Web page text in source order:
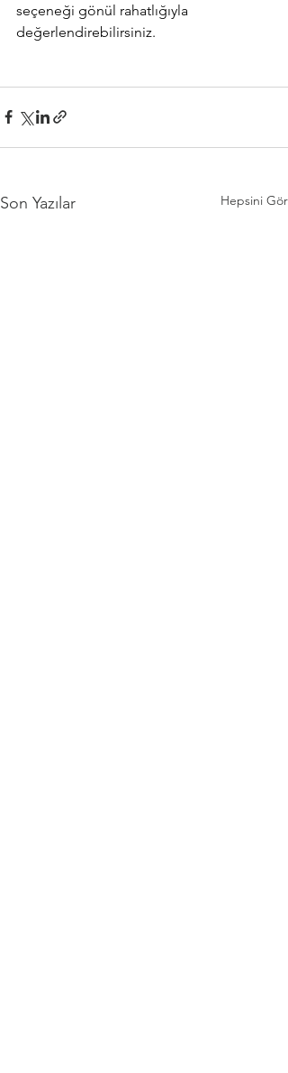
seçeneği gönül rahatlığıyla
değerlendirebilirsiniz.
Son Yazılar Hepsini Gör